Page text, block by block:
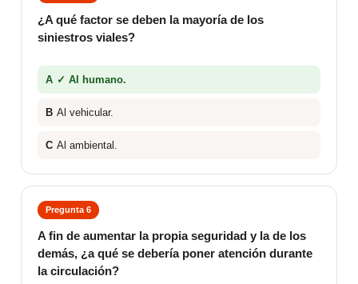
¿A qué factor se deben la mayoría de los
siniestros viales?
A ✓ Al humano.
B Al vehicular.
C Al ambiental.
Pregunta 6
A fin de aumentar la propia seguridad y la de los
demás, ¿a qué se debería poner atención durante
la circulación?